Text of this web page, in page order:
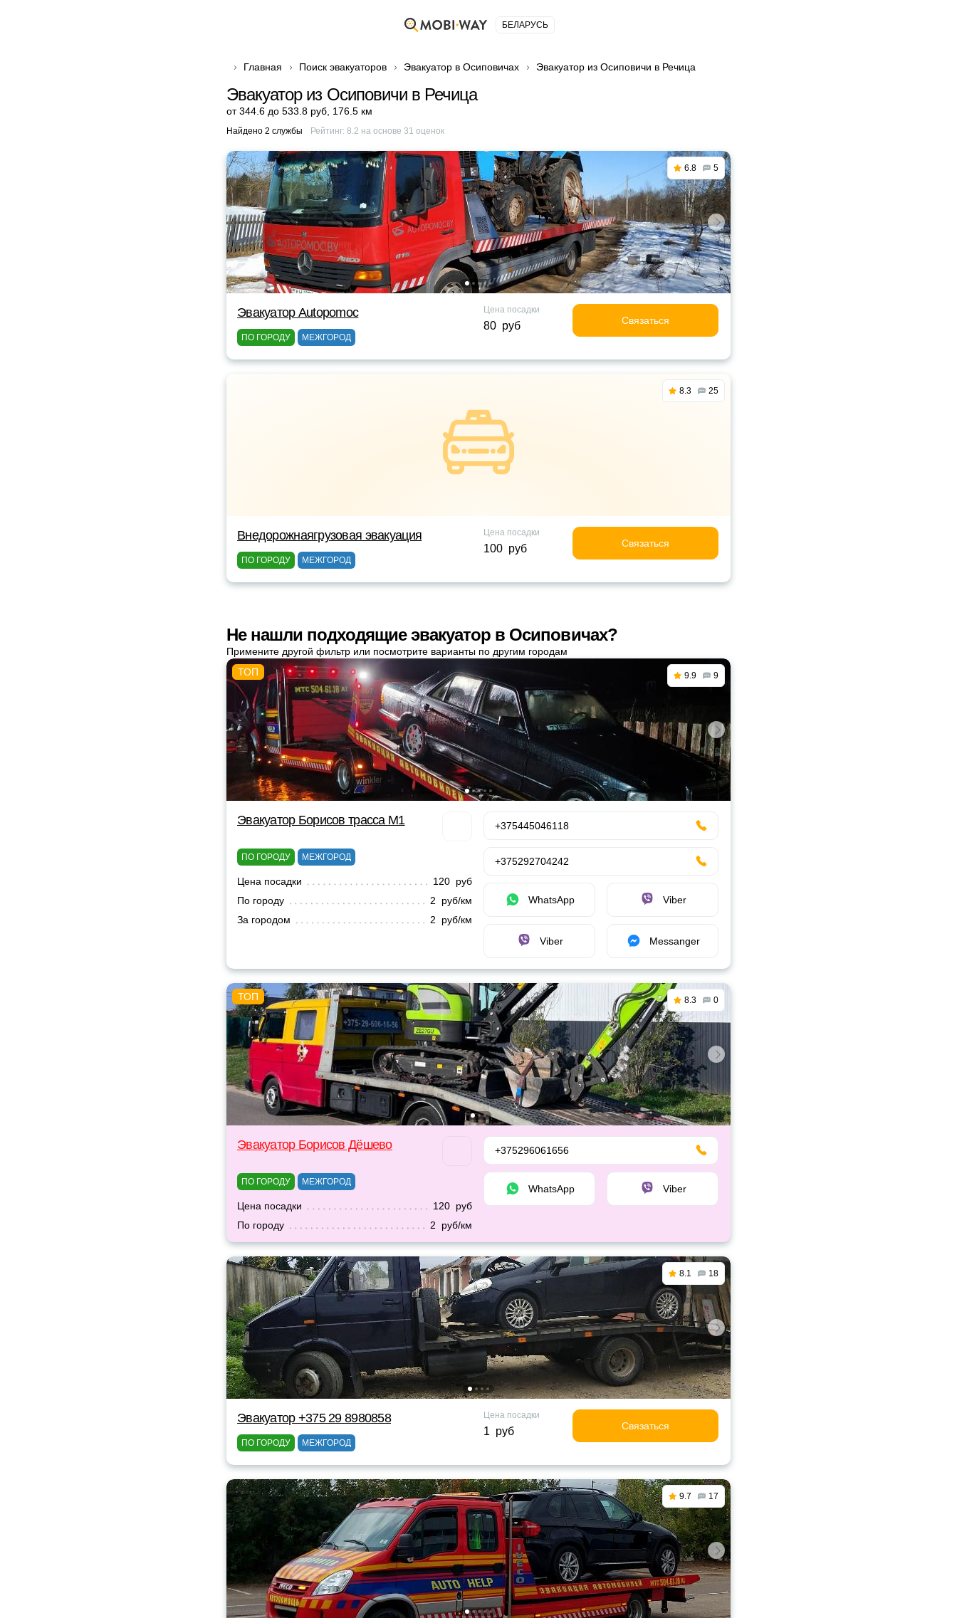
БЕЛАРУСЬ
Главная Поиск эвакуаторов Эвакуатор в Осиповичах Эвакуатор из Осиповичи в Речица
Эвакуатор из Осиповичи в Речица
от 344.6 до 533.8 руб 176.5 км
Найдено 2 службы Рейтинг: 8.2 на основе 31 оценок
6.8 5
Эвакуатор Autopomoc
ПО ГОРОДУ МЕЖГОРОД
Цена посадки
80 руб Связаться
8.3 25
Внедорожнаягрузовая эвакуация
ПО ГОРОДУ МЕЖГОРОД
Цена посадки
100 руб Связаться
Не нашли подходящие эвакуатор в Осиповичах?
Примените другой фильтр или посмотрите варианты по другим городам
9.9 9
Эвакуатор Борисов трасса М1
ПО ГОРОДУ МЕЖГОРОД
Цена посадки
120 руб
По городу
2 руб/км
За городом
2 руб/км
+375445046118
+375292704242
WhatsApp Viber
Viber Messanger
8.3 0
Эвакуатор Борисов Дёшево
ПО ГОРОДУ МЕЖГОРОД
Цена посадки
120 руб
По городу
2 руб/км
+375296061656
WhatsApp Viber
8.1 18
Эвакуатор +375 29 8980858
ПО ГОРОДУ МЕЖГОРОД
Цена посадки
1 руб Связаться
9.7 17